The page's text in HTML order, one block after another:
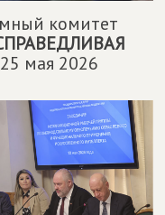
комитет
25 мая 2026